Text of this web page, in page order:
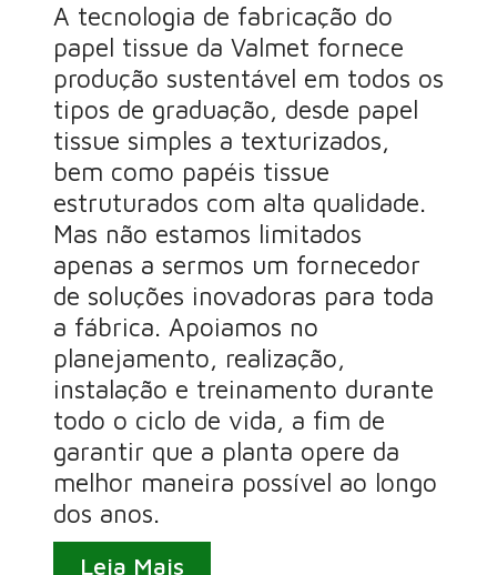
A tecnologia de fabricação do
papel tissue da Valmet fornece
produção sustentável em todos os
tipos de graduação, desde papel
tissue simples a texturizados,
bem como papéis tissue
estruturados com alta qualidade.
Mas não estamos limitados
apenas a sermos um fornecedor
de soluções inovadoras para toda
a fábrica. Apoiamos no
planejamento, realização,
instalação e treinamento durante
todo o ciclo de vida, a fim de
garantir que a planta opere da
melhor maneira possível ao longo
dos anos.
Leia Mais